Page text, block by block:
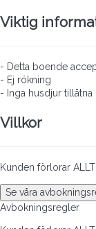
Viktig
- Detta boende
- Ej rökning
- Inga husdjur tillåtna
Villkor
Kunden förlorar
Se våra
Avbokningsregler